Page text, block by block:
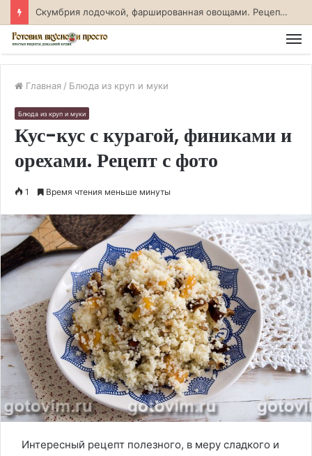
Скумбрия лодочкой, фаршированная овощами. Рецепт с фото
Главная / Блюда из круп и муки
Блюда из круп и муки
Кус-кус с курагой, финиками и
орехами. Рецепт с фото
1 Время чтения меньше минуты
Интересный рецепт полезного, в меру сладкого и